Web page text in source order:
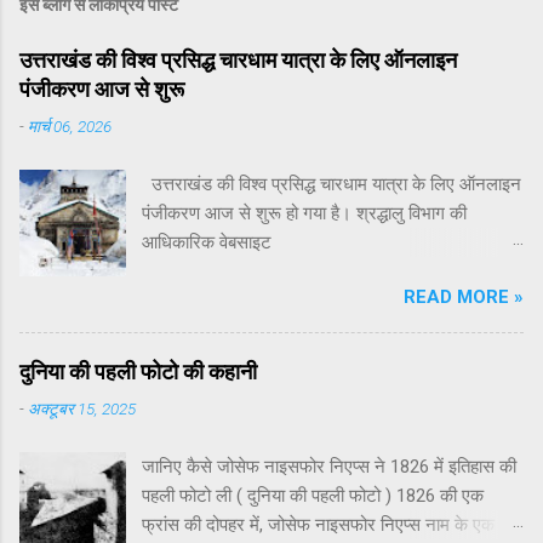
इस ब्लॉग से लोकप्रिय पोस्ट
उत्तराखंड की विश्व प्रसिद्ध चारधाम यात्रा के लिए ऑनलाइन
पंजीकरण आज से शुरू
- मार्च 06, 2026
उत्तराखंड की विश्व प्रसिद्ध चारधाम यात्रा के लिए ऑनलाइन
पंजीकरण आज से शुरू हो गया है। श्रद्धालु विभाग की
आधिकारिक वेबसाइट
टूरिस्ट केयर उत्तराखंड के माध्यम से अपना पंजीकरण करा
सकते हैं। पर्यटन सचिव धीराज गर्ब्याल ने बताया कि इस वर्ष
चारधाम यात्रा 19 अप्रैल से शुरू होगी। इसी दिन यमुनोत्री
और गंगोत्री धाम के कपाट श्रद्धालुओं के लिए खोल दिए
यात्रा में शामिल होने वाले सभी श्रद्धालुओं के लिए पंजीकरण
अनिवार्य किया गया है। पंजीकरण प्रक्रिया को सरल बनाने के
लिए भारतीय श्रद्धालु आधार कार्ड के माध्यम से जबकि विदेशी
READ MORE »
दुनिया की पहली फोटो की कहानी
- अक्टूबर 15, 2025
जानिए कैसे जोसेफ नाइसफोर निएप्स ने 1826 में इतिहास की
पहली फोटो ली ( दुनिया की पहली फोटो ) 1826 की एक
फ्रांस की दोपहर में, जोसेफ नाइसफोर निएप्स नाम के एक